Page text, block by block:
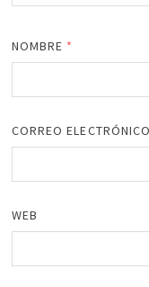
NOMBRE *
CORREO ELECTRÓNICO
WEB